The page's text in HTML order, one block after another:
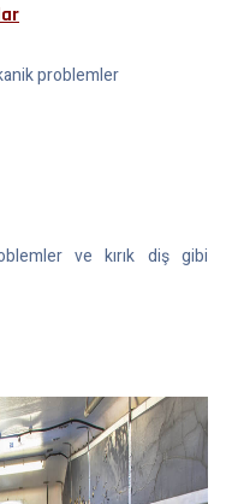
problemler
ve kırık diş gibi